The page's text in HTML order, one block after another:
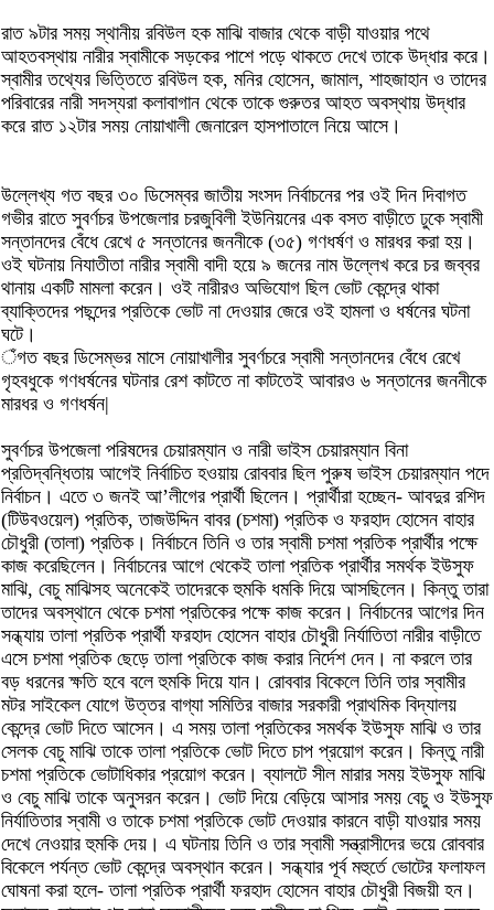
রাত ৯টার সময় স্থানীয় রবিউল হক মাঝি বাজার থেকে বাড়ী যাওয়ার পথে
আহতবস্থায় নারীর স্বামীকে সড়কের পাশে পড়ে থাকতে দেখে তাকে উদ্ধার করে।
স্বামীর তথ্যের ভিত্তিতে রবিউল হক, মনির হোসেন, জামাল, শাহজাহান ও তাদের
পরিবারের নারী সদস্যরা কলাবাগান থেকে তাকে গুরুতর আহত অবস্থায় উদ্ধার
করে রাত ১২টার সময় নোয়াখালী জেনারেল হাসপাতালে নিয়ে আসে।
উল্লেখ্য গত বছর ৩০ ডিসেম্বর জাতীয় সংসদ নির্বাচনের পর ওই দিন দিবাগত
গভীর রাতে সুবর্ণচর উপজেলার চরজুবিলী ইউনিয়নের এক বসত বাড়ীতে ঢুকে স্বামী
সন্তানদের বেঁধে রেখে ৫ সন্তানের জননীকে (৩৫) গণধর্ষণ ও মারধর করা হয়।
ওই ঘটনায় নিযাতীতা নারীর স্বামী বাদী হয়ে ৯ জনের নাম উল্লেখ করে চর জব্বর
থানায় একটি মামলা করেন। ওই নারীরও অভিযোগ ছিল ভোট কেন্দ্রে থাকা
ব্যাক্তিদের পছন্দের প্রতিকে ভোট না দেওয়ার জেরে ওই হামলা ও ধর্ষনের ঘটনা
ঘটে।
ঁগত বছর ডিসেম্ভর মাসে নোয়াখালীর সুবর্ণচরে স্বামী সন্তানদের বেঁধে রেখে
গৃহবধুকে গণধর্ষনের ঘটনার রেশ কাটতে না কাটতেই আবারও ৬ সন্তানের জননীকে
মারধর ও গণধর্ষন|
সুবর্ণচর উপজেলা পরিষদের চেয়ারম্যান ও নারী ভাইস চেয়ারম্যান বিনা
প্রতিদ্বন্ধিতায় আগেই নির্বাচিত হওয়ায় রোববার ছিল পুরুষ ভাইস চেয়ারম্যান পদে
নির্বাচন। এতে ৩ জনই আ’লীগের প্রার্থী ছিলেন। প্রার্থীরা হচ্ছেন- আবদুর রশিদ
(টিউবওয়েল) প্রতিক, তাজউদ্দিন বাবর (চশমা) প্রতিক ও ফরহাদ হোসেন বাহার
চৌধুরী (তালা) প্রতিক। নির্বাচনে তিনি ও তার স্বামী চশমা প্রতিক প্রার্থীর পক্ষে
কাজ করেছিলেন। নির্বাচনের আগে থেকেই তালা প্রতিক প্রার্থীর সমর্থক ইউসুফ
মাঝি, বেচু মাঝিসহ অনেকেই তাদেরকে হুমকি ধমকি দিয়ে আসছিলেন। কিন্তু তারা
তাদের অবস্থানে থেকে চশমা প্রতিকের পক্ষে কাজ করেন। নির্বাচনের আগের দিন
সন্ধ্যায় তালা প্রতিক প্রার্থী ফরহাদ হোসেন বাহার চৌধুরী নির্যাতিতা নারীর বাড়ীতে
এসে চশমা প্রতিক ছেড়ে তালা প্রতিকে কাজ করার নির্দেশ দেন। না করলে তার
বড় ধরনের ক্ষতি হবে বলে হুমকি দিয়ে যান। রোববার বিকেলে তিনি তার স্বামীর
মটর সাইকেল যোগে উত্তর বাগ্যা সমিতির বাজার সরকারী প্রাথমিক বিদ্যালয়
কেন্দ্রে ভোট দিতে আসেন। এ সময় তালা প্রতিকের সমর্থক ইউসুফ মাঝি ও তার
সেলক বেচু মাঝি তাকে তালা প্রতিকে ভোট দিতে চাপ প্রয়োগ করেন। কিন্তু নারী
চশমা প্রতিকে ভোটাধিকার প্রয়োগ করেন। ব্যালটে সীল মারার সময় ইউসুফ মাঝি
ও বেচু মাঝি তাকে অনুসরন করেন। ভোট দিয়ে বেড়িয়ে আসার সময় বেচু ও ইউসুফ
নির্যাতিতার স্বামী ও তাকে চশমা প্রতিকে ভোট দেওয়ার কারনে বাড়ী যাওয়ার সময়
দেখে নেওয়ার হুমকি দেয়। এ ঘটনায় তিনি ও তার স্বামী সন্ত্রাসীদের ভয়ে রোববার
বিকেলে পর্যন্ত ভোট কেন্দ্রে অবস্থান করেন। সন্ধ্যার পূর্ব মহুর্তে ভোটের ফলাফল
ঘোষনা করা হলে- তালা প্রতিক প্রার্থী ফরহাদ হোসেন বাহার চৌধুরী বিজয়ী হন।